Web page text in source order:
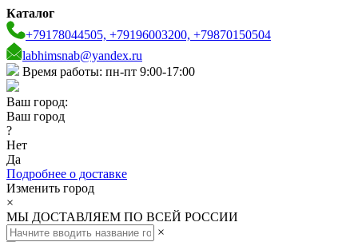
Каталог
+79178044505, +79196003200, +79870150504
labhimsnab@yandex.ru
Время работы: пн-пт 9:00-17:00
Ваш город:
Ваш город
?
Нет
Да
Подробнее о доставке
Изменить город
×
МЫ ДОСТАВЛЯЕМ ПО ВСЕЙ РОССИИ
×